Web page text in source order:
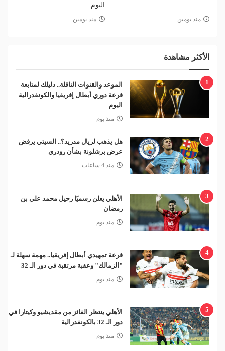
منذ يومين
اليوم
منذ يومين
الأكثر مشاهدة
1
الموعد والقنوات الناقلة.. دليلك لمتابعة
قرعة دوري أبطال إفريقيا والكونفدرالية
اليوم
منذ يوم
2
هل يذهب لريال مدريد؟.. السيتي يرفض
عرض برشلونة بشأن رودري
منذ 4 ساعات
3
الأهلي يعلن رسميًا رحيل محمد علي بن
رمضان
منذ يوم
4
قرعة تمهيدي أبطال إفريقيا.. مهمة سهلة لـ
"الزمالك" وعقبة مرتقبة في دور الـ 32
منذ يوم
5
الأهلي ينتظر الفائز من مقديشيو وكيتارا في
دور الـ 32 بالكونفدرالية
منذ يوم